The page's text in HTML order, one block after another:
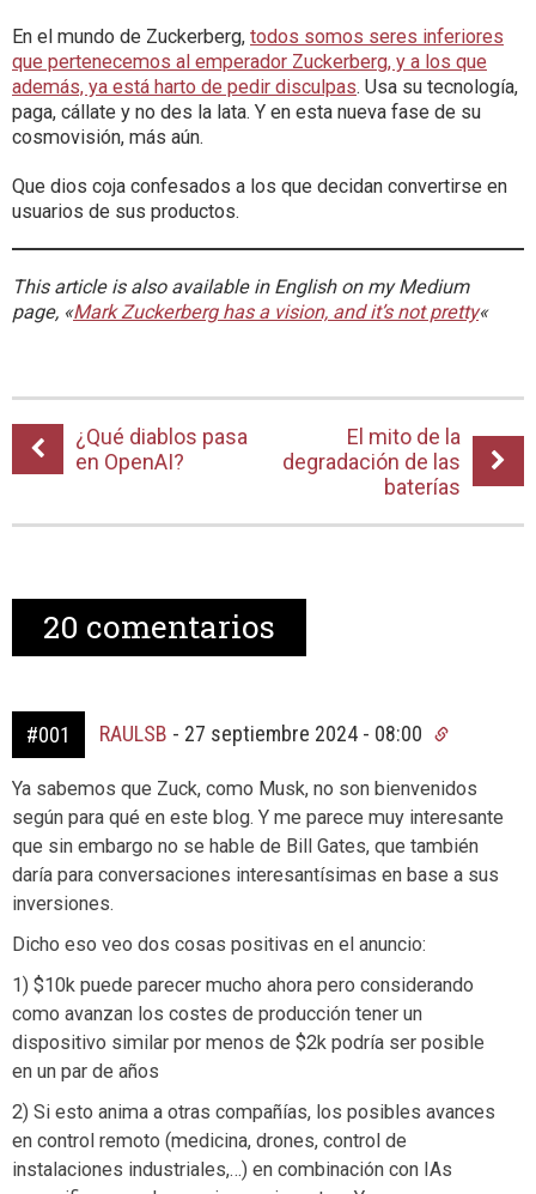
En el mundo de Zuckerberg, todos somos seres inferiores
que pertenecemos al emperador Zuckerberg, y a los que
además, ya está harto de pedir disculpas. Usa su tecnología,
paga, cállate y no des la lata. Y en esta nueva fase de su
cosmovisión, más aún.
Que dios coja confesados a los que decidan convertirse en
usuarios de sus productos.
This article is also available in English on my Medium
page, «Mark Zuckerberg has a vision, and it’s not pretty«
¿Qué diablos pasa
en OpenAI?
El mito de la
degradación de las
baterías
20 comentarios
#001 RAULSB - 27 septiembre 2024 - 08:00
Ya sabemos que Zuck, como Musk, no son bienvenidos
según para qué en este blog. Y me parece muy interesante
que sin embargo no se hable de Bill Gates, que también
daría para conversaciones interesantísimas en base a sus
inversiones.
Dicho eso veo dos cosas positivas en el anuncio:
1) $10k puede parecer mucho ahora pero considerando
como avanzan los costes de producción tener un
dispositivo similar por menos de $2k podría ser posible
en un par de años
2) Si esto anima a otras compañías, los posibles avances
en control remoto (medicina, drones, control de
instalaciones industriales,…) en combinación con IAs